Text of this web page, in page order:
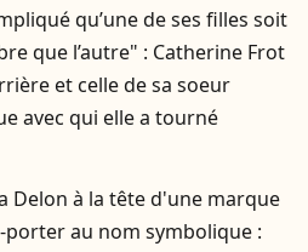
qu’une de ses filles soit
que l’autre" : Catherine Frot
et celle de sa soeur
avec qui elle a tourné
Delon à la tête d'une marque
porter au nom symbolique :